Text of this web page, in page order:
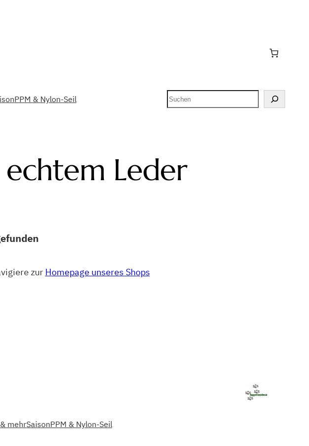
PPM & Nylon-Seil Suchen
Leder
zur Homepage unseres Shops
mehrSaisonPPM & Nylon-Seil